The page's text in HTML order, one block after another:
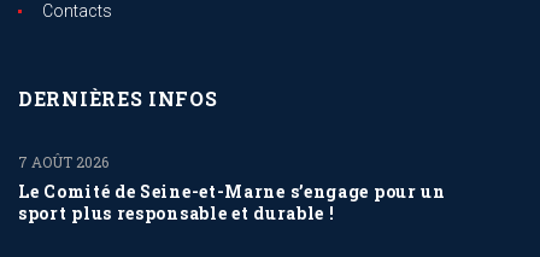
Contacts
DERNIÈRES INFOS
Le Comité de Seine-et-Marne s’engage pour un
sport plus responsable et durable !
7 AOÛT 2026